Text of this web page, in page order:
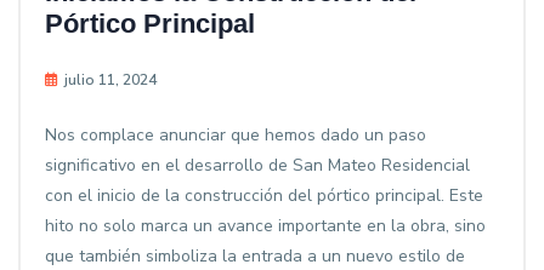
Pórtico Principal
julio 11, 2024
Nos complace anunciar que hemos dado un paso
significativo en el desarrollo de San Mateo Residencial
con el inicio de la construcción del pórtico principal. Este
hito no solo marca un avance importante en la obra, sino
que también simboliza la entrada a un nuevo estilo de